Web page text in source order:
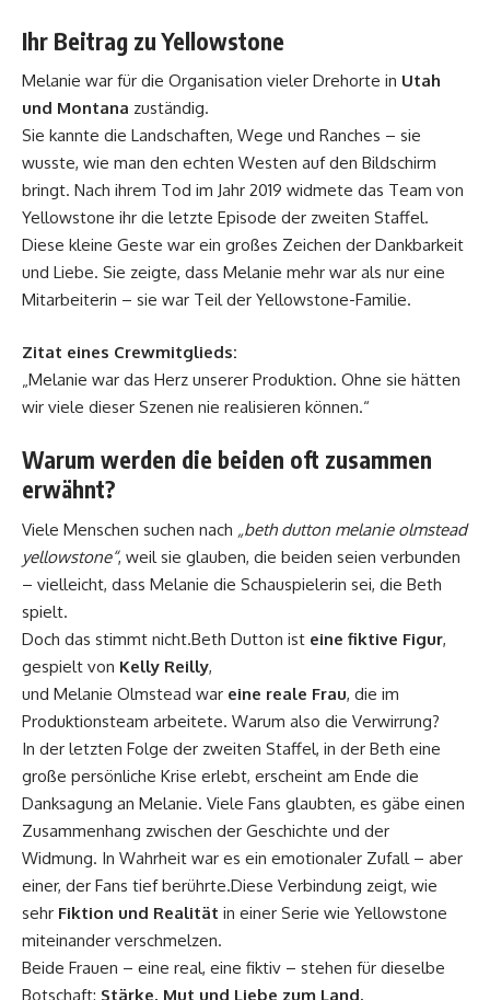
Ihr Beitrag zu Yellowstone
Melanie war für die Organisation vieler Drehorte in Utah
und Montana zuständig.
Sie kannte die Landschaften, Wege und Ranches – sie
wusste, wie man den echten Westen auf den Bildschirm
bringt. Nach ihrem Tod im Jahr 2019 widmete das Team von
Yellowstone ihr die letzte Episode der zweiten Staffel.
Diese kleine Geste war ein großes Zeichen der Dankbarkeit
und Liebe. Sie zeigte, dass Melanie mehr war als nur eine
Mitarbeiterin – sie war Teil der Yellowstone-Familie.
Zitat eines Crewmitglieds:
„Melanie war das Herz unserer Produktion. Ohne sie hätten
wir viele dieser Szenen nie realisieren können.“
Warum werden die beiden oft zusammen
erwähnt?
Viele Menschen suchen nach „beth dutton melanie olmstead
yellowstone“, weil sie glauben, die beiden seien verbunden
– vielleicht, dass Melanie die Schauspielerin sei, die Beth
spielt.
Doch das stimmt nicht.Beth Dutton ist eine fiktive Figur,
gespielt von Kelly Reilly,
und Melanie Olmstead war eine reale Frau, die im
Produktionsteam arbeitete. Warum also die Verwirrung?
In der letzten Folge der zweiten Staffel, in der Beth eine
große persönliche Krise erlebt, erscheint am Ende die
Danksagung an Melanie. Viele Fans glaubten, es gäbe einen
Zusammenhang zwischen der Geschichte und der
Widmung. In Wahrheit war es ein emotionaler Zufall – aber
einer, der Fans tief berührte.Diese Verbindung zeigt, wie
sehr Fiktion und Realität in einer Serie wie Yellowstone
miteinander verschmelzen.
Beide Frauen – eine real, eine fiktiv – stehen für dieselbe
Botschaft: Stärke, Mut und Liebe zum Land.